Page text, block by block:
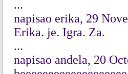
...
napisao erika, 29
Erika. je. Igra. Za.
...
napisao andela, 20